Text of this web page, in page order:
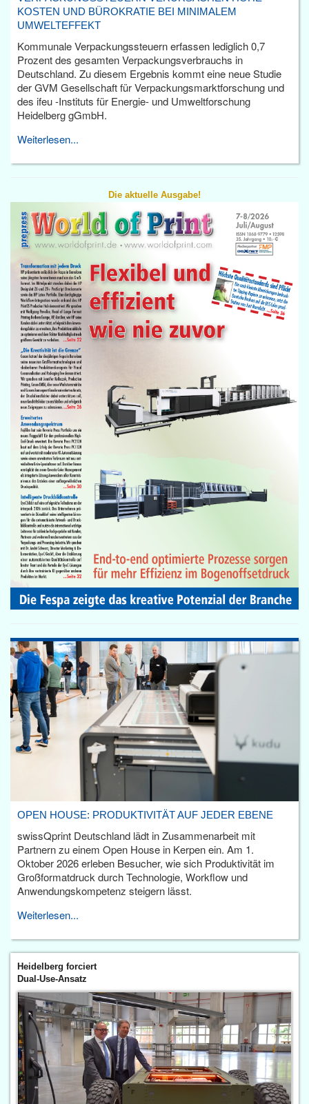
KOSTEN UND BÜROKRATIE BEI MINIMALEM
UMWELTEFFEKT
Kommunale Verpackungssteuern erfassen lediglich 0,7
Prozent des gesamten Verpackungsverbrauchs in
Deutschland. Zu diesem Ergebnis kommt eine neue Studie
der GVM Gesellschaft für Verpackungsmarktforschung und
des ifeu -Instituts für Energie- und Umweltforschung
Heidelberg gGmbH.
Weiterlesen...
Die aktuelle Ausgabe!
OPEN HOUSE: PRODUKTIVITÄT AUF JEDER EBENE
swissQprint Deutschland lädt in Zusammenarbeit mit
Partnern zu einem Open House in Kerpen ein. Am 1.
Oktober 2026 erleben Besucher, wie sich Produktivität im
Großformatdruck durch Technologie, Workflow und
Anwendungskompetenz steigern lässt.
Weiterlesen...
Heidelberg forciert
Dual-Use-Ansatz